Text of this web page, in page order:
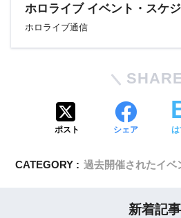
ホロライブ イベント・スケ
ホロライブ通信
ポスト シェア
CATEGORY : 過去開催されたイベ
新着記事